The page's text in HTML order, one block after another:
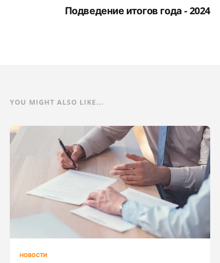
Подведение итогов года - 2024
YOU MIGHT ALSO LIKE...
НОВОСТИ